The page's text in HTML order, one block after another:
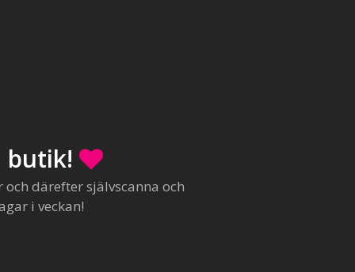
butik!
därefter självscanna och
i veckan!